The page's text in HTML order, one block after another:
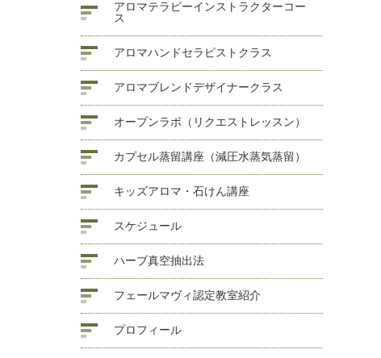
アロマテラピーインストラクターコー
ス
アロマハンドセラピストクラス
アロマブレンドデザイナークラス
オープンラボ（リクエストレッスン）
カプセル蒸留講座（減圧水蒸気蒸留）
キッズアロマ・石けん講座
スケジュール
ハーブ真空抽出法
フェールマヴィ認定教室紹介
プロフィール